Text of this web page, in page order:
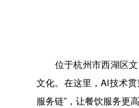
位于杭州市西湖区文
文化。在这里，AI技术
服务链”，让餐饮服务更